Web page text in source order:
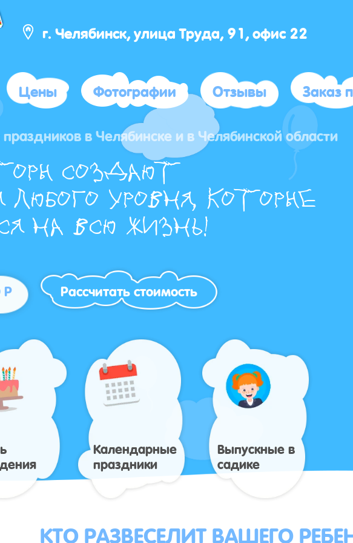
г. Челябинск, улица Труда, 91, офис 22
Цены Фотографии Отзывы Заказ
в Челябинске и в Челябинской области
создают
уровня, которые
на всю жизнь!
Рассчитать стоимость
Календарные
праздники
Выпускные в
садике
КТО РАЗВЕСЕЛИТ ВАШЕГО